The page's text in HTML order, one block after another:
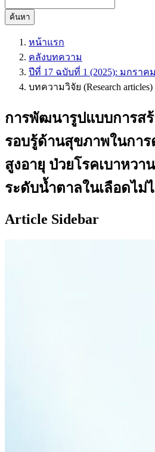
ค้นหา
หน้าแรก
คลังบทความ
ปีที่ 17 ฉบับที่ 1 (2025): มกราค
บทความวิจัย (Research articles)
การพัฒนารูปแบบการสร้
รอบรู้ด้านสุขภาพในการ
สูงอายุ ป่วยโรคเบาหว
ระดับน้ำตาลในเลือดไม่
Article Sidebar